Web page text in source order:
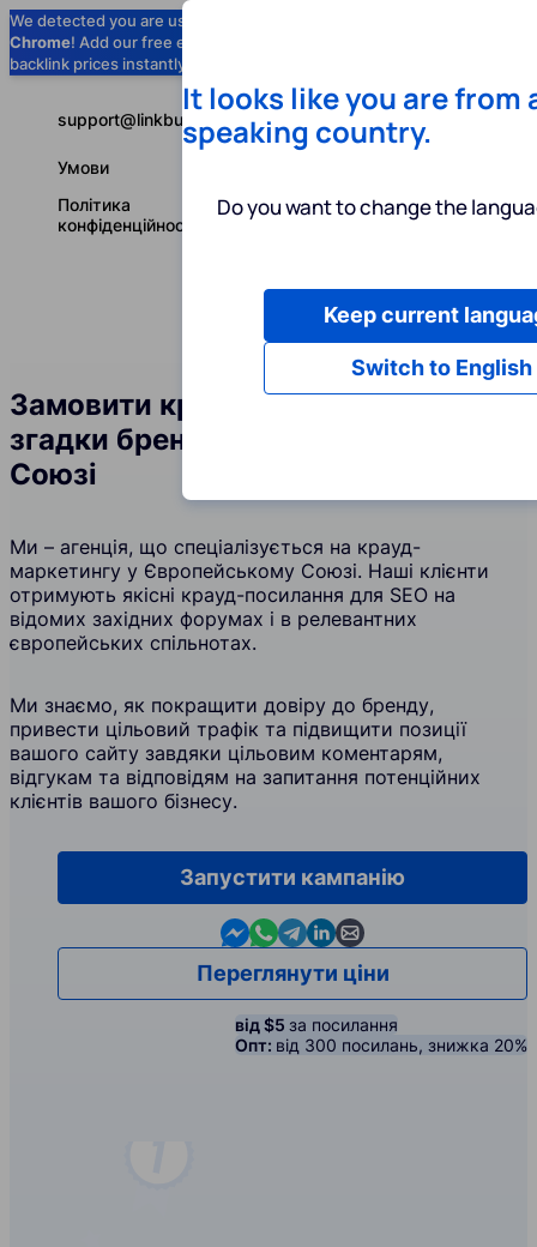
We detected you are using
Chrome! Add our free extension to check
backlink prices instantly as you browse.
Послуги
Українська
support@linkbuilder.com
Умови
Політика
конфіденційності
Замовити крауд-посилання та
згадки бренду у Європейському
Союзі
Ми – агенція, що спеціалізується на крауд-
маркетингу у Європейському Союзі. Наші клієнти
отримують якісні крауд-посилання для SEO на
відомих західних форумах і в релевантних
європейських спільнотах.
Ми знаємо, як покращити довіру до бренду,
привести цільовий трафік та підвищити позиції
вашого сайту завдяки цільовим коментарям,
відгукам та відповідям на запитання потенційних
клієнтів вашого бізнесу.
Запустити кампанію
Contact us in Messenger
Contact us in WhatsApp
Contact us in Telegram
Contact us in Linkedin
Contact us by email
Переглянути ціни
від $5 за посилання
Опт: від 300 посилань, знижка 20%
It looks like you are from
speaking country.
Do you want to change the
Switch to English
Keep current